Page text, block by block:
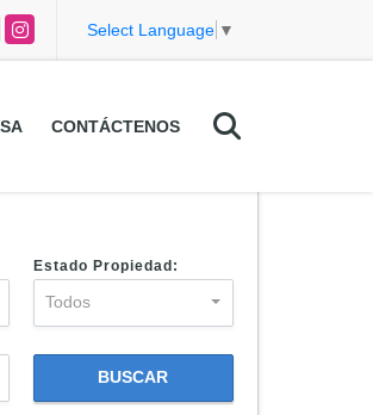
Instagram Select Language ▼
CONTÁCTENOS
Estado Propiedad:
Todos
BUSCAR